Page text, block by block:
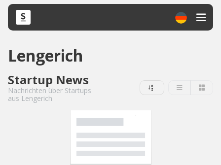
Lengerich
Startup News
Nachrichten über Startups
aus Lengerich